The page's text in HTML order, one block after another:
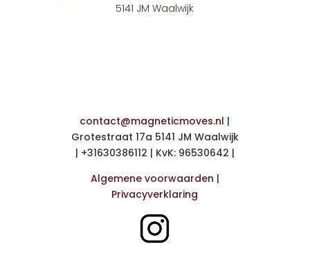
5141 JM Waalwijk
contact@magneticmoves.nl |
Grotestraat 17a 5141 JM Waalwijk
| +31630386112 | KvK: 96530642 |
Algemene voorwaarden |
Privacyverklaring